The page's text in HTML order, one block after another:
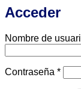
Acceder
Nombre de
Contraseña *